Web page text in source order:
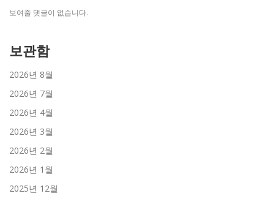
보여줄 댓글이 없습니다.
보관함
2026년 8월
2026년 7월
2026년 4월
2026년 3월
2026년 2월
2026년 1월
2025년 12월